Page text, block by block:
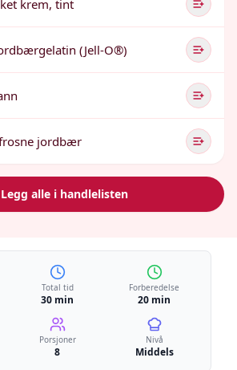
krem, tint
(Jell-O®)
jordbær
Legg alle i handlelisten
Total tid
30 min
Forberedelse
20 min
Porsjoner
8
Nivå
Middels